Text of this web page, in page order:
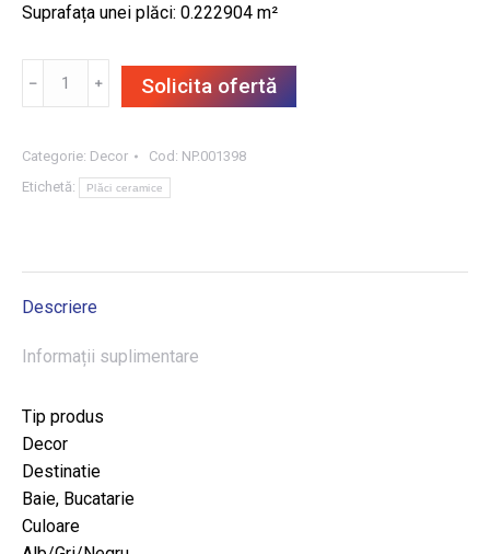
Suprafața unei plăci: 0.222904 m²
4
29.8X74.8,
﹣ ﹢ Solicita ofertă
Categorie: Decor Cod: NP.001398
Etichetă:
Plăci ceramice
Descriere
Informații suplimentare
Tip produs
Decor
Destinatie
Baie, Bucatarie
Culoare